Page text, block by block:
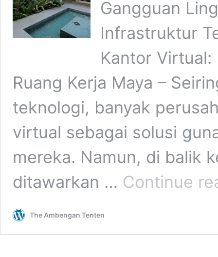
Gangguan
Infrastruktur
Kantor
Ruang Kerja Maya –
teknologi, banyak
virtual sebagai solusi
mereka. Namun, di balik
ditawarkan … Continue
The Ambengan Tenten